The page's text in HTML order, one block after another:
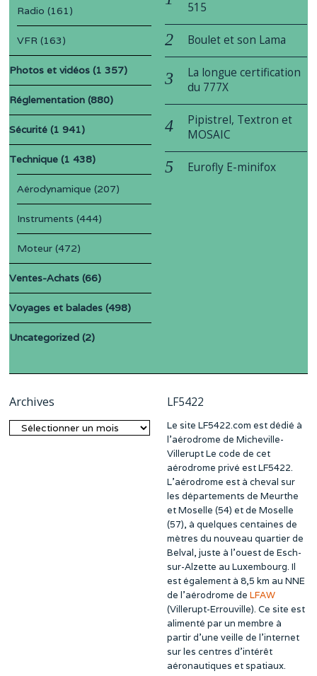
Radio (161)
VFR (163)
Photos et vidéos (1 357)
Réglementation (880)
Sécurité (1 941)
Technique (1 438)
Aérodynamique (207)
Instruments (444)
Moteur (472)
Ventes-Achats (66)
Voyages et balades (498)
Uncategorized (2)
515
Boulet et son Lama
La longue certification
du 777X
Pipistrel, Textron et
MOSAIC
Eurofly E-minifox
Archives
Archives
LF5422
Le site LF5422.com est dédié à
l’aérodrome de Micheville-
Villerupt Le code de cet
aérodrome privé est LF5422.
L’aérodrome est à cheval sur
les départements de Meurthe
et Moselle (54) et de Moselle
(57), à quelques centaines de
mètres du nouveau quartier de
Belval, juste à l’ouest de Esch-
sur-Alzette au Luxembourg. Il
est également à 8,5 km au NNE
de l’aérodrome de LFAW
(Villerupt-Errouville). Ce site est
alimenté par un membre à
partir d’une veille de l’internet
sur les centres d’intérêt
aéronautiques et spatiaux.